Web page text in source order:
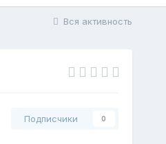
Вся активность
Подписчики 0